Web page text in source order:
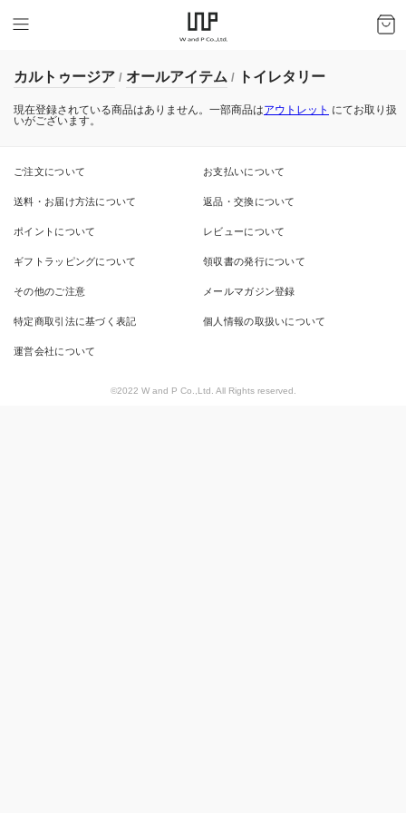
カルトゥージア / オールアイテム / トイレタリー
現在登録されている商品はありません。一部商品はアウトレット にてお取り扱
いがございます。
ご注文について お支払いについて
送料・お届け方法について 返品・交換について
ポイントについて レビューについて
ギフトラッピングについて 領収書の発行について
その他のご注意 メールマガジン登録
特定商取引法に基づく表記 個人情報の取扱いについて
運営会社について
©2022 W and P Co.,Ltd. All Rights reserved.